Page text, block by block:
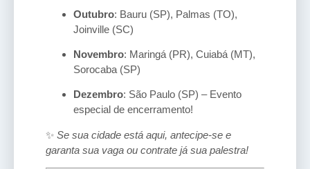
Outubro: Bauru (SP), Palmas (TO),
Joinville (SC)
Novembro: Maringá (PR), Cuiabá (MT),
Sorocaba (SP)
Dezembro: São Paulo (SP) – Evento
especial de encerramento!
✨ Se sua cidade está aqui, antecipe-se e
garanta sua vaga ou contrate já sua palestra!